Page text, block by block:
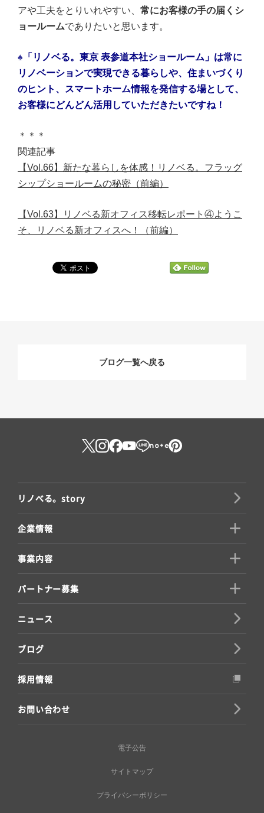
アや工夫をとりいれやすい、 常にお客様の手の届くシ
ョールームでありたいと思います。
♠ 「リノベる。東京 表参道本社ショールーム」は常に
リノベーションで実現できる暮らしや、住まいづくり
のヒント、スマートホーム情報を発信する場として、
お客様にどんどん活用していただきたいですね！
＊＊＊
関連記事
【Vol.66】新たな暮らしを体感！リノベる。フラッグ
シップショールームの秘密（前編）
【Vol.63】リノベる新オフィス移転レポート④ようこ
そ、リノベる新オフィスへ！（前編）
ブログ一覧へ戻る
リノべる。story
企業情報
事業内容
パートナー募集
ニュース
ブログ
採用情報
お問い合わせ
電子公告
サイトマップ
プライバシーポリシー